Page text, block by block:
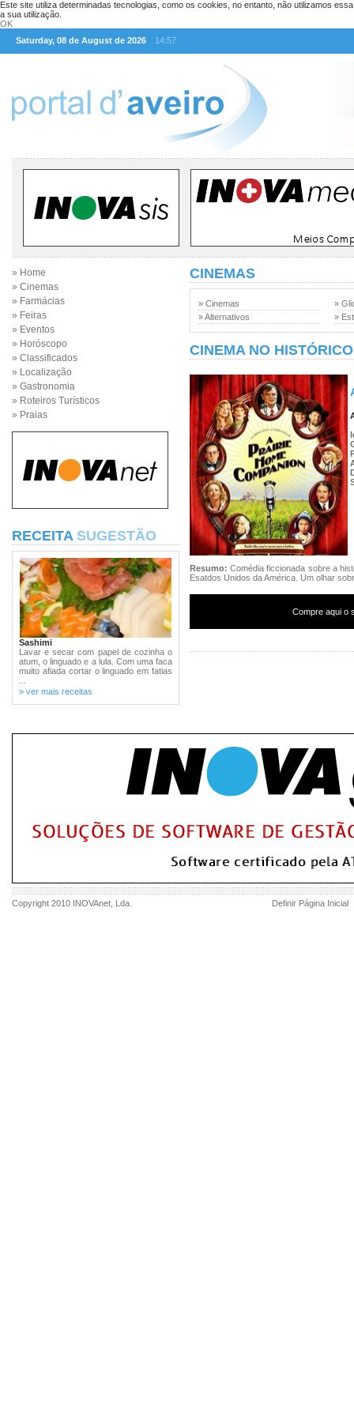
Este site utiliza determinadas tecnologias, como os cookies, no entanto, não utilizamos
a sua utilização.
OK
Saturday, 08 de August de 2026
14:57
» Home
» Cinemas
» Farmácias
» Feiras
» Eventos
» Horóscopo
» Classificados
» Localização
» Gastronomia
» Roteiros Turísticos
» Praias
RECEITA SUGESTÃO
Sashimi
Lavar e secar com papel de cozinha o
atum, o linguado e a lula. Com uma faca
muito afiada cortar o linguado em fatias
» ver mais receitas
CINEMAS
» Cinemas
» Alternativos
»
»
CINEMA NO HISTÓRICO
Resumo:Comédia ficcionada sobre a
Esatdos Unidos da América. Um olhar
Compre aqui o
Copyright 2010 INOVAnet , Lda. Definir Página Inicial